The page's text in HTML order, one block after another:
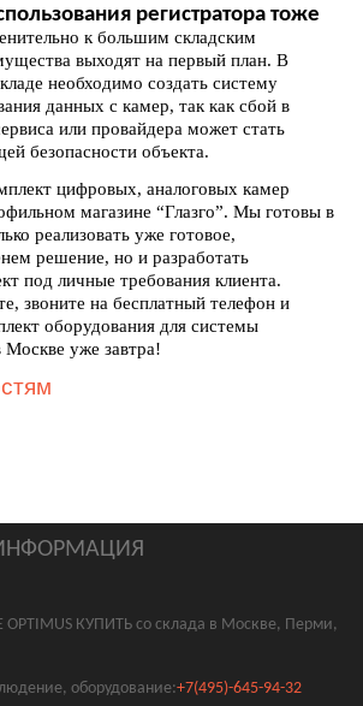
регистратора тоже
к большим складским
выходят на первый план. В
необходимо создать систему
данных с камер, так как сбой в
или провайдера может стать
безопасности объекта.
цифровых, аналоговых камер
магазине “Глазго”. Мы готовы в
реализовать уже готовое,
решение, но и разработать
под личные требования клиента.
звоните на бесплатный телефон и
оборудования для системы
Москве уже завтра!
КУПИТЬ со склада в Москве, Перми,
оборудование:+7(495)-645-94-32